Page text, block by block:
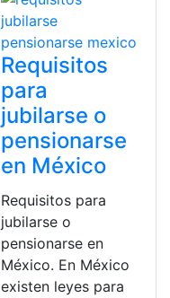
Requisitos
para
jubilarse o
pensionarse
en México
Requisitos para
jubilarse o
pensionarse en
México. En México
existen leyes para